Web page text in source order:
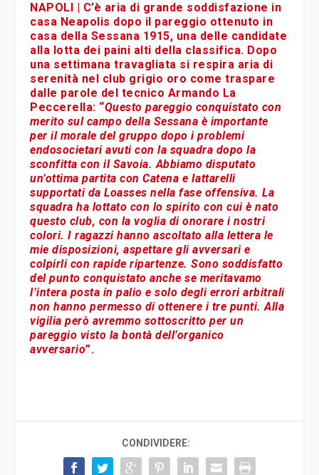
NAPOLI
| C’è aria di grande soddisfazione in
casa Neapolis dopo il pareggio ottenuto in
casa della Sessana 1915, una delle candidate
alla lotta dei paini alti della classifica. Dopo
una settimana travagliata si respira aria di
serenità nel club grigio oro come traspare
dalle parole del tecnico Armando La
Peccerella: “Questo pareggio conquistato con
merito sul campo della Sessana è importante
per il morale del gruppo dopo i problemi
endosocietari avuti con la squadra dopo la
sconfitta con il Savoia. Abbiamo disputato
un’ottima partita con Catena e Iattarelli
supportati da Loasses nella fase offensiva. La
squadra ha lottato con lo spirito con cui è nato
questo club, con la voglia di onorare i nostri
colori. I ragazzi hanno ascoltato alla lettera le
mie disposizioni, aspettare gli avversari e
colpirli con rapide ripartenze. Sono soddisfatto
del punto conquistato anche se meritavamo
l’intera posta in palio e solo degli errori arbitrali
non hanno permesso di ottenere i tre punti. Alla
vigilia però avremmo sottoscritto per un
pareggio visto la bontà dell’organico
avversario”.
CONDIVIDERE: